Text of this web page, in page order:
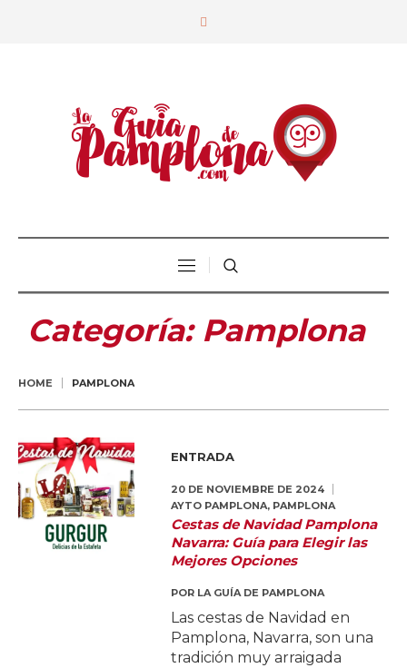
Categoría: Pamplona
HOME PAMPLONA
ENTRADA
20 DE NOVIEMBRE DE 2024
AYTO PAMPLONA, PAMPLONA
Cestas de Navidad Pamplona
Navarra: Guía para Elegir las
Mejores Opciones
POR LA GUÍA DE PAMPLONA
Las cestas de Navidad en
Pamplona, Navarra, son una
tradición muy arraigada